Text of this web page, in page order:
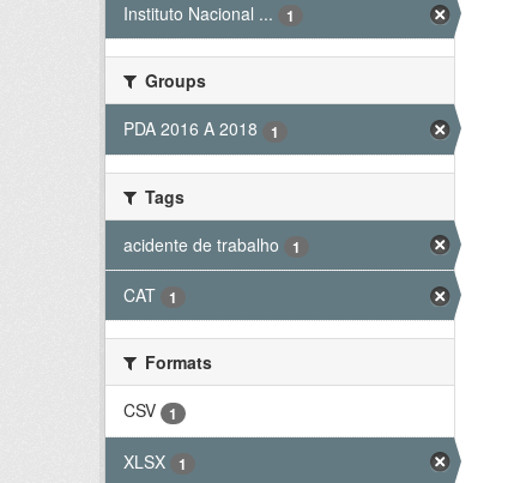
Instituto Nacional ...
1
Groups
PDA 2016 A 2018
1
Tags
acidente de trabalho
1
CAT 1
Formats
CSV
1
XLSX 1